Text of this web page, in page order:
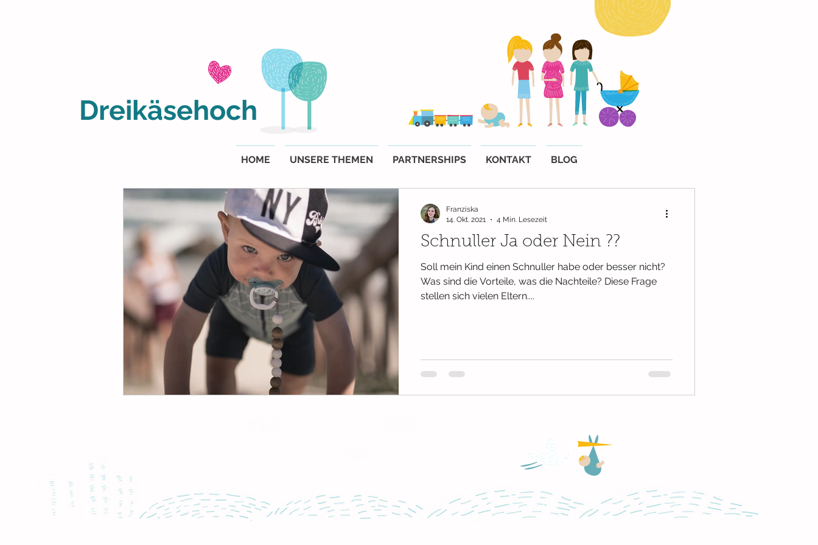
Dreikäsehoch
HOME UNSERE THEMEN PARTNERSHIPS KONTAKT BLOG
Schnuller Ja oder Nein ??
Soll mein Kind einen Schnuller habe oder besser nicht?
Was sind die Vorteile, was die Nachteile? Diese Frage
stellen sich vielen Eltern....
Franziska
14. Okt. 2021
4 Min. Lesezeit
© 2021 by Dreikäsehoch
Datenschutz